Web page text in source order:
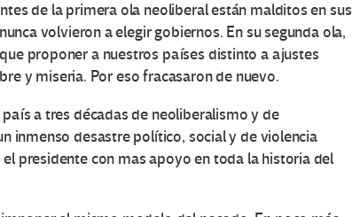
de la primera ola neoliberal están malditos en sus
volvieron a elegir gobiernos. En su segunda ola,
proponer a nuestros países distinto a ajustes
y miseria. Por eso fracasaron de nuevo.
a tres décadas de neoliberalismo y de
inmenso desastre político, social y de violencia
presidente con mas apoyo en toda la historia del